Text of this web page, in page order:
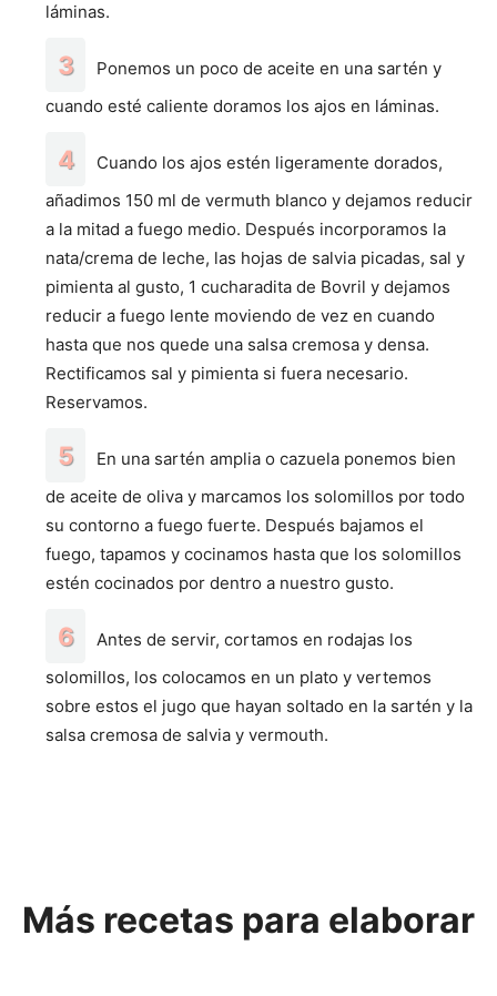
láminas.
Ponemos un poco de aceite en una sartén y
cuando esté caliente doramos los ajos en láminas.
Cuando los ajos estén ligeramente dorados,
añadimos 150 ml de vermuth blanco y dejamos reducir
a la mitad a fuego medio. Después incorporamos la
nata/crema de leche, las hojas de salvia picadas, sal y
pimienta al gusto, 1 cucharadita de Bovril y dejamos
reducir a fuego lente moviendo de vez en cuando
hasta que nos quede una salsa cremosa y densa.
Rectificamos sal y pimienta si fuera necesario.
Reservamos.
En una sartén amplia o cazuela ponemos bien
de aceite de oliva y marcamos los solomillos por todo
su contorno a fuego fuerte. Después bajamos el
fuego, tapamos y cocinamos hasta que los solomillos
estén cocinados por dentro a nuestro gusto.
Antes de servir, cortamos en rodajas los
solomillos, los colocamos en un plato y vertemos
sobre estos el jugo que hayan soltado en la sartén y la
salsa cremosa de salvia y vermouth.
Más recetas para elaborar